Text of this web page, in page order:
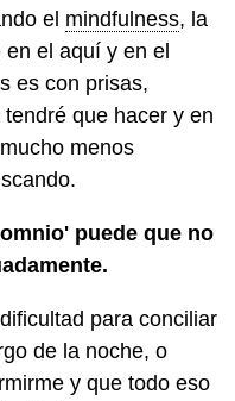
el mindfulness, la
el aquí y en el
es con prisas,
que hacer y en
menos
puede que no
para conciliar
de la noche, o
y que todo eso